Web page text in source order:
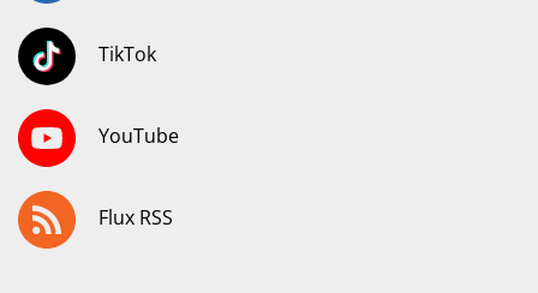
TikTok
YouTube
Flux RSS